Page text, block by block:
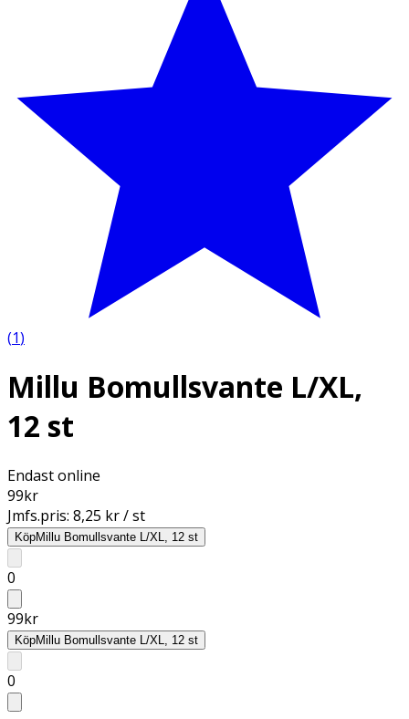
(1)
Millu Bomullsvante L/XL,
12 st
Endast online
99kr
Jmfs.pris: 8,25 kr / st
KöpMillu Bomullsvante L/XL, 12 st
0
99kr
KöpMillu Bomullsvante L/XL, 12 st
0